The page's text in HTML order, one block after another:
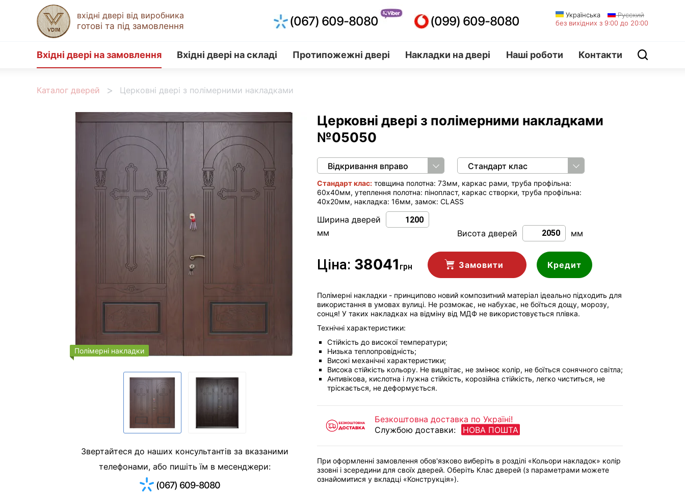
вхідні двері від виробника
готові та під замовлення
(067) 609-8080 (099) 609-8080 Українська
Русский
без вихідних з 9:00 до 20:00
Вхідні двері на замовлення Вхідні двері на складі Протипожежні двері Накладки на двері Наші роботи Контакти
Каталог дверей Церковні двері з полімерними накладками
Полімерні накладки
Звертайтеся до наших консультантів за вказаними
телефонами, або пишіть їм в месенджери:
(067) 609-8080
Церковні двері з полімерними накладками
№05050
Відкривання вправо Стандарт клас
Стандарт клас: товщина полотна: 73мм, каркас рами, труба профільна:
60х40мм, утеплення полотна: пінопласт, каркас створки, труба профільна:
40х20мм, накладка: 16мм, замок: CLASS
Ширина дверей
мм
Висота дверей мм
Ціна: 38041 грн Замовити Кредит
Полімерні накладки - принципово новий композитний матеріал ідеально підходить для
використання в умовах вулиці. Не розмокає, не набухає, не боїться дощу, морозу,
сонця! У таких накладках на відміну від МДФ не використовується плівка.
Технічні характеристики:
Стійкість до високої температури;
Низька теплопровідність;
Високі механічні характеристики;
Висока стійкість кольору. Не вицвітає, не змінює колір, не боїться сонячного світла;
Антивікова, кислотна і лужна стійкість, корозійна стійкість, легко чиститься, не
тріскається, не деформується.
Безкоштовна доставка по Україні!
Службою доставки:
НОВА ПОШТА
При оформленні замовлення обов'язково виберіть в розділі «Кольори накладок» колір
ззовні і зсередини для своїх дверей. Оберіть Клас дверей (з параметрами можете
ознайомитися у вкладці «Конструкція»).